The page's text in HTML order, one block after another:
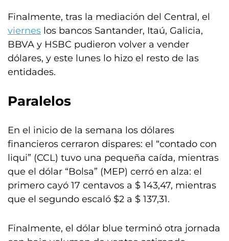
Finalmente, tras la mediación del Central, el
viernes los bancos Santander, Itaú, Galicia,
BBVA y HSBC pudieron volver a vender
dólares, y este lunes lo hizo el resto de las
entidades.
Paralelos
En el inicio de la semana los dólares
financieros cerraron dispares: el “contado con
liqui” (CCL) tuvo una pequeña caída, mientras
que el dólar “Bolsa” (MEP) cerró en alza: el
primero cayó 17 centavos a $ 143,47, mientras
que el segundo escaló $2 a $ 137,31.
Finalmente, el dólar blue terminó otra jornada